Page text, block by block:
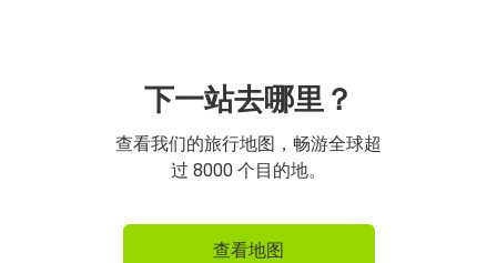
下一站去哪里？
查看我们的旅行地图，畅游全球超
过 8000 个目的地。
查看地图